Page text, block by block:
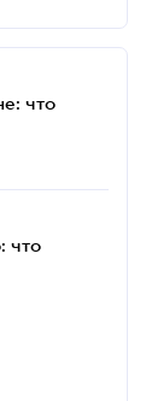
что
что